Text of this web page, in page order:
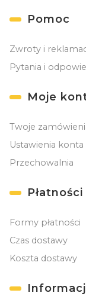
Linki wPomoc
Zwroty i
Pytania i
Moje
Twoje
Ustawienia konta
Przechowalnia
Formy płatności
Czas dostawy
Koszta dostawy